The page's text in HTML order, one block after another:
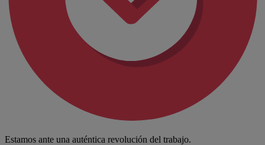
Estamos ante una auténtica revolución del trabajo.